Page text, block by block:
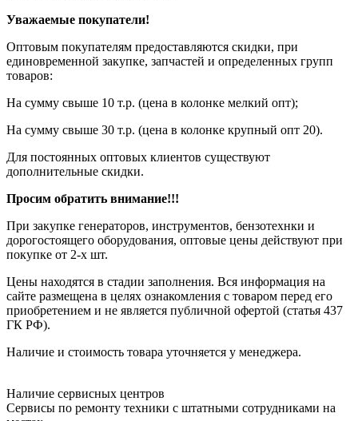
Уважаемые покупатели!
Оптовым покупателям предоставляются скидки, при
единовременной закупке, запчастей и определенных групп
товаров:
На сумму свыше 10 т.р. (цена в колонке мелкий опт);
На сумму свыше 30 т.р. (цена в колонке крупный опт 20).
Для постоянных оптовых клиентов существуют
дополнительные скидки.
Просим обратить внимание!!!
При закупке генераторов, инструментов, бензотехнки и
дорогостоящего оборудования, оптовые цены действуют при
покупке от 2-х шт.
Цены находятся в стадии заполнения. Вся информация на
сайте размещена в целях ознакомления с товаром перед его
приобретением и не является публичной офертой (статья 437
ГК РФ).
Наличие и стоимость товара уточняется у менеджера.
Наличие сервисных центров
Сервисы по ремонту техники с штатными сотрудниками на